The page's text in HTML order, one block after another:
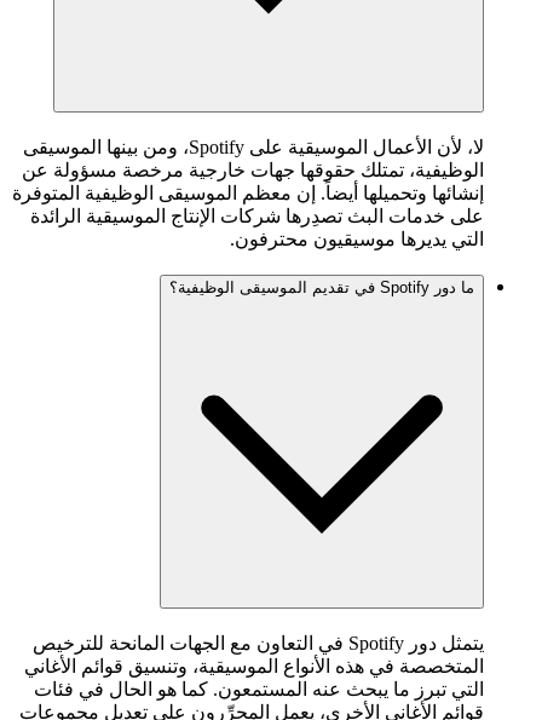
لا، لأن الأعمال الموسيقية على Spotify، ومن بينها الموسيقى
الوظيفية، تمتلك حقوقها جهات خارجية مرخصة مسؤولة عن
إنشائها وتحميلها أيضاً. إن معظم الموسيقى الوظيفية المتوفرة
على خدمات البث تصدِرها شركات الإنتاج الموسيقية الرائدة
التي يديرها موسيقيون محترفون.
ما دور Spotify في تقديم الموسيقى الوظيفية؟
يتمثل دور Spotify في التعاون مع الجهات المانحة للترخيص
المتخصصة في هذه الأنواع الموسيقية، وتنسيق قوائم الأغاني
التي تبرز ما يبحث عنه المستمعون. كما هو الحال في فئات
قوائم الأغاني الأخرى، يعمل المحرِّرون على تعديل مجموعات